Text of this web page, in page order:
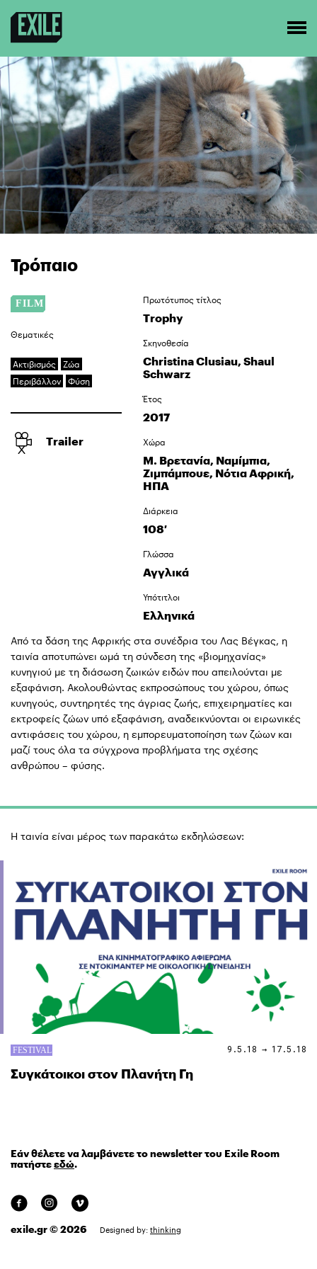
Τρόπαιο
Θεματικές
Ακτιβισμός
Ζώα
Περιβάλλον
Φύση
Trailer
Πρωτότυπος τίτλος
Trophy
Σκηνοθεσία
Christina Clusiau, Shaul
Schwarz
Έτος
2017
Χώρα
Μ. Βρετανία, Ναμίμπια,
Ζιμπάμπουε, Νότια Αφρική,
ΗΠΑ
Διάρκεια
108′
Γλώσσα
Αγγλικά
Υπότιτλοι
Ελληνικά
Από τα δάση της Αφρικής στα συνέδρια του Λας Βέγκας, η
ταινία αποτυπώνει ωμά τη σύνδεση της «βιομηχανίας»
κυνηγιού με τη διάσωση ζωικών ειδών που απειλούνται με
εξαφάνιση. Ακολουθώντας εκπροσώπους του χώρου, όπως
κυνηγούς, συντηρητές της άγριας ζωής, επιχειρηματίες και
εκτροφείς ζώων υπό εξαφάνιση, αναδεικνύονται οι ειρωνικές
αντιφάσεις του χώρου, η εμπορευματοποίηση των ζώων και
μαζί τους όλα τα σύγχρονα προβλήματα της σχέσης
ανθρώπου – φύσης.
Η ταινία είναι μέρος των παρακάτω εκδηλώσεων:
9.5.18 → 17.5.18
Συγκάτοικοι στον Πλανήτη Γη
Εάν θέλετε να λαμβάνετε το newsletter του Exile Room
πατήστεεδώ.
exile.gr © 2026 Designed by: thinking